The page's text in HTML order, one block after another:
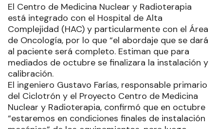
El Centro de Medicina Nuclear y Radioterapia
está integrado con el Hospital de Alta
Complejidad (HAC) y particularmente con el Área
de Oncología, por lo que “el abordaje que se dará
al paciente será completo. Estiman que para
mediados de octubre se finalizara la instalación y
calibración.
El ingeniero Gustavo Farías, responsable primario
del Ciclotrón y el Proyecto Centro de Medicina
Nuclear y Radioterapia, confirmó que en octubre
“estaremos en condiciones finales de instalación